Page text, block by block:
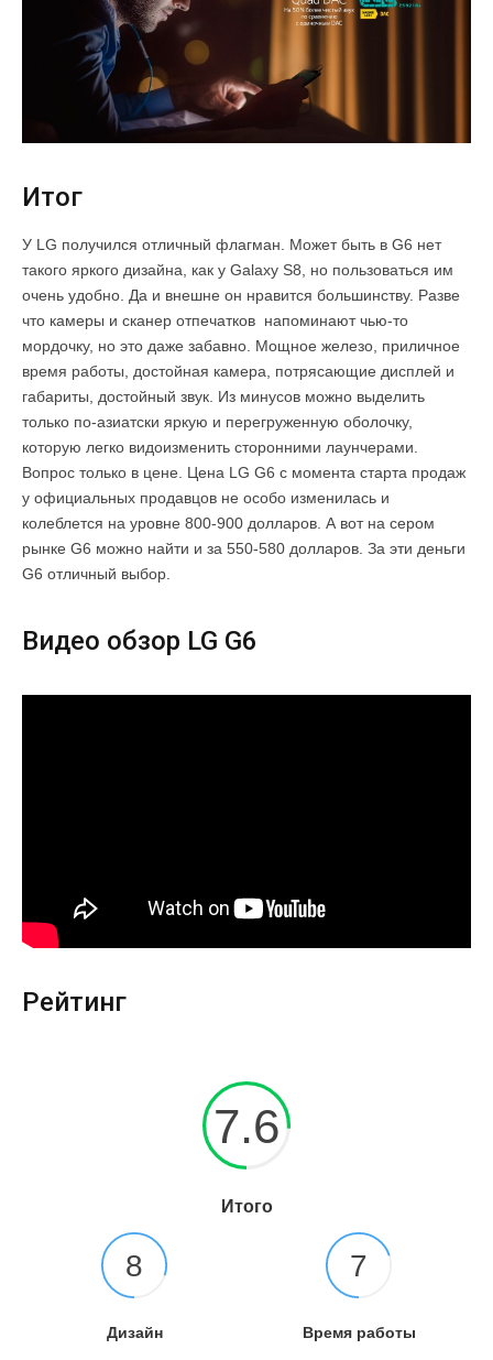
Итог
У LG получился отличный флагман. Может быть в G6 нет
такого яркого дизайна, как у Galaxy S8, но пользоваться им
очень удобно. Да и внешне он нравится большинству. Разве
что камеры и сканер отпечатков напоминают чью-то
мордочку, но это даже забавно. Мощное железо, приличное
время работы, достойная камера, потрясающие дисплей и
габариты, достойный звук. Из минусов можно выделить
только по-азиатски яркую и перегруженную оболочку,
которую легко видоизменить сторонними лаунчерами.
Вопрос только в цене. Цена LG G6 с момента старта продаж
у официальных продавцов не особо изменилась и
колеблется на уровне 800-900 долларов. А вот на сером
рынке G6 можно найти и за 550-580 долларов. За эти деньги
G6 отличный выбор.
Видео обзор LG G6
Рейтинг
7.6
Итого
8
Дизайн
7
Время работы